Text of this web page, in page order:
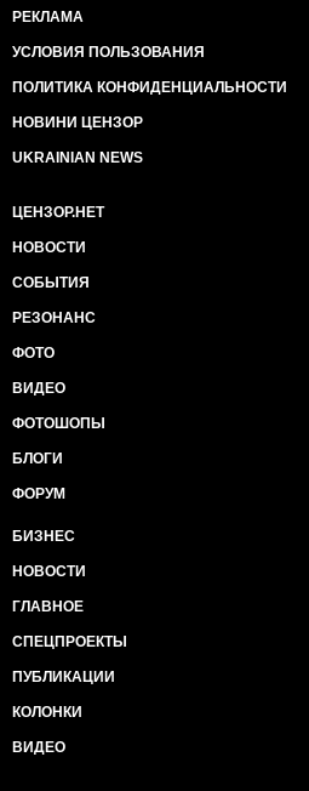
РЕКЛАМА
УСЛОВИЯ ПОЛЬЗОВАНИЯ
ПОЛИТИКА КОНФИДЕНЦИАЛЬНОСТИ
НОВИНИ ЦЕНЗОР
UKRAINIAN NEWS
ЦЕНЗОР.НЕТ
НОВОСТИ
СОБЫТИЯ
РЕЗОНАНС
ФОТО
ВИДЕО
ФОТОШОПЫ
БЛОГИ
ФОРУМ
БИЗНЕС
НОВОСТИ
ГЛАВНОЕ
СПЕЦПРОЕКТЫ
ПУБЛИКАЦИИ
КОЛОНКИ
ВИДЕО